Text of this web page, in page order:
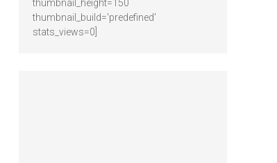
thumbnail_height=150
thumbnail_build='predefined'
stats_views=0]